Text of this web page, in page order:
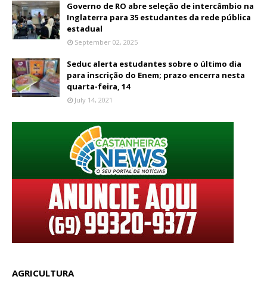
Governo de RO abre seleção de intercâmbio na
Inglaterra para 35 estudantes da rede pública
estadual
September 02, 2025
Seduc alerta estudantes sobre o último dia
para inscrição do Enem; prazo encerra nesta
quarta-feira, 14
July 14, 2021
AGRICULTURA